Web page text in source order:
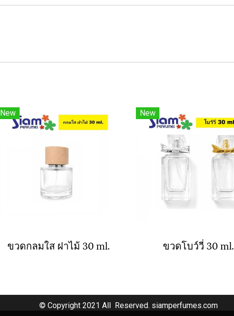
New
ขวดกลมใส ฝาไม้ 30 ml.
New
ขวดโบว์วี่ 30 ml.
© Copyright 2021 All Reserved. siamperfumes.com